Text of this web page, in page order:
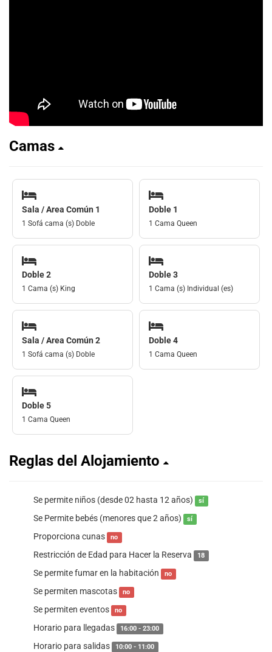
Camas
Sala / Area Común 1
1 Sofá cama (s) Doble
Doble 1
1 Cama Queen
Doble 2
1 Cama (s) King
Doble 3
1 Cama (s) Individual (es)
Sala / Area Común 2
1 Sofá cama (s) Doble
Doble 4
1 Cama Queen
Doble 5
1 Cama Queen
Reglas del Alojamiento
Se permite niños (desde 02 hasta 12 años) sí
Se Permite bebés (menores que 2 años) sí
Proporciona cunas no
Restricción de Edad para Hacer la Reserva 18
Se permite fumar en la habitación no
Se permiten mascotas no
Se permiten eventos no
Horario para llegadas 16:00 - 23:00
Horario para salidas 10:00 - 11:00